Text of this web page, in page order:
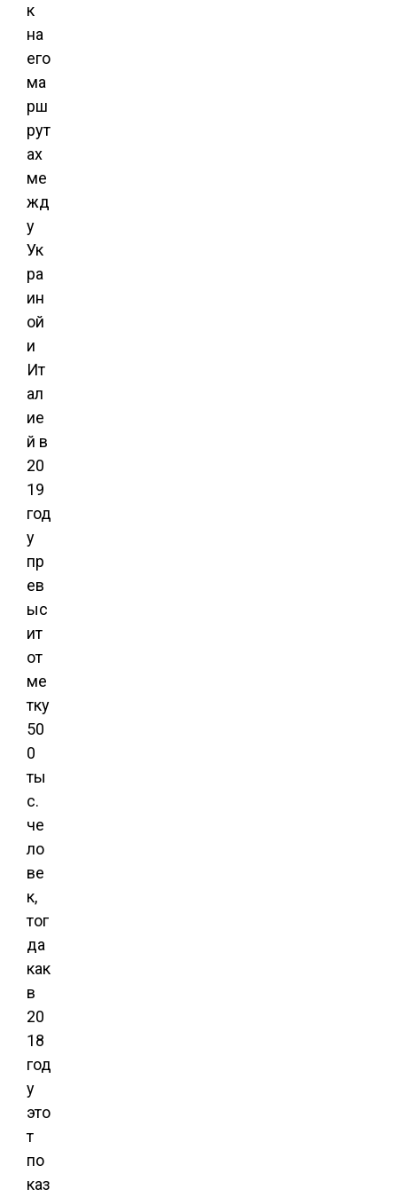
к
на
его
ма
рш
рут
ах
ме
жд
у
Ук
ра
ин
ой
и
Ит
ал
ие
й в
20
19
год
у
пр
ев
ыс
ит
от
ме
тку
50
0
ты
с.
че
ло
ве
к,
тог
да
как
в
20
18
год
у
это
т
по
каз